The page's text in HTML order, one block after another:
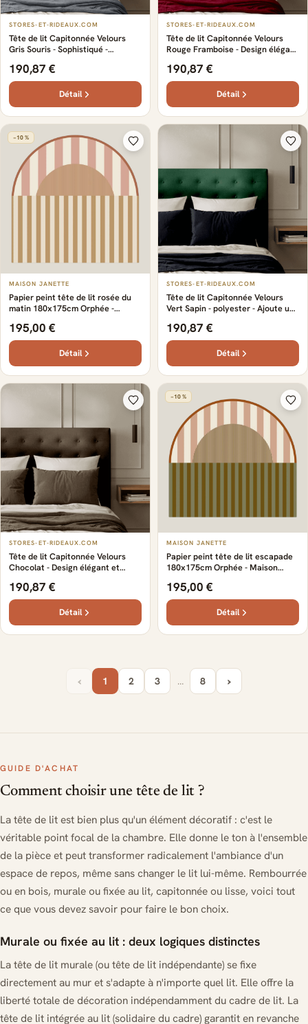
STORES-ET-RIDEAUX.COM
Tête de lit Capitonnée Velours
Gris Souris - Sophistiqué -
velours doux et confortable -
Design élégant et luxueux
190,87 €
Détail
STORES-ET-RIDEAUX.COM
Tête de lit Capitonnée Velours
Rouge Framboise - Design élégant
Capitonnage raffiné - Tissu en
velours doux et confortable
190,87 €
Détail
−10 %
MAISON JANETTE
Papier peint tête de lit rosée du
matin 180x175cm Orphée -
195,00 €
Détail
STORES-ET-RIDEAUX.COM
Tête de lit Capitonnée Velours
Vert Sapin - polyester - Ajoute une
chambre - Tissu en velours doux
et confortable
190,87 €
Détail
STORES-ET-RIDEAUX.COM
Tête de lit Capitonnée Velours
Chocolat - Design élégant et
Sophistiqué - Tissu en velours
doux et confortable
190,87 €
Détail
−10 %
MAISON JANETTE
Papier peint tête de lit escapade
180x175cm Orphée - Maison
195,00 €
Détail
‹ 1 2 3 … 8 ›
GUIDE D'ACHAT
Comment choisir une tête de lit ?
La tête de lit est bien plus qu'un élément décoratif : c'est le
véritable point focal de la chambre. Elle donne le ton à l'ensemble
de la pièce et peut transformer radicalement l'ambiance d'un
espace de repos, même sans changer le lit lui-même. Rembourrée
ou en bois, murale ou fixée au lit, capitonnée ou lisse, voici tout
ce que vous devez savoir pour faire le bon choix.
Murale ou fixée au lit : deux logiques distinctes
La tête de lit murale (ou tête de lit indépendante) se fixe
directement au mur et s'adapte à n'importe quel lit. Elle offre la
liberté totale de décoration indépendamment du cadre de lit. La
tête de lit intégrée au lit (solidaire du cadre) garantit en revanche